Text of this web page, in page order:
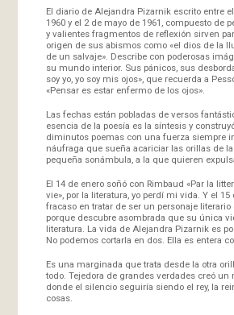
El diario de Alejandra Pizarnik escrito entre
1960 y el 2 de mayo de 1961, compuesto de
y valientes fragmentos de reflexión sirven
origen de sus abismos como «el dios de la
de un salvaje». Describe con poderosas
su mundo interior. Sus pánicos, sus
soy yo, yo soy mis ojos», que recuerda a
«Pensar es estar enfermo de los ojos».
Las fechas están pobladas de versos
esencia de la poesía es la síntesis y
diminutos poemas con una fuerza siempre
náufraga que sueña acariciar las orillas de la
pequeña sonámbula, a la que quieren
El 14 de enero soñó con Rimbaud «Par la
vie», por la literatura, yo perdí mi vida. Y el 15
fracaso en tratar de ser un personaje literario
porque descubre asombrada que su única
literatura. La vida de Alejandra Pizarnik es
No podemos cortarla en dos. Ella es entera
Es una marginada que trata desde la otra
todo. Tejedora de grandes verdades creó un
donde el silencio seguiría siendo el rey, la
cosas.